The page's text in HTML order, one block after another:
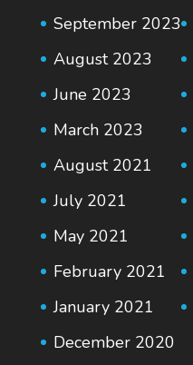
September 2023
August 2023
June 2023
March 2023
August 2021
July 2021
May 2021
February 2021
January 2021
December 2020